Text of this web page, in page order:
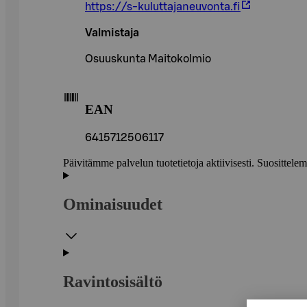
https://s-kuluttajaneuvonta.fi
Valmistaja
Osuuskunta Maitokolmio
EAN
6415712506117
Päivitämme palvelun tuotetietoja aktiivisesti.
Ominaisuudet
Ravintosisältö